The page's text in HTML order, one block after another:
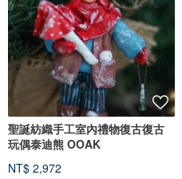
聖誕紡織手工室內禮物復古復古
玩偶泰迪熊 OOAK
NT$ 2,972